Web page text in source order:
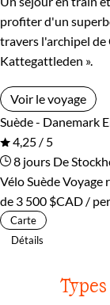
profiter d'un
travers l'archipel de
Kattegattleden ».
Voir le voyage
Suède - Danemark
4,25 / 5
8 jours De
Vélo SuèdeVoyage
de 3 500 $CAD /
Carte
Détails